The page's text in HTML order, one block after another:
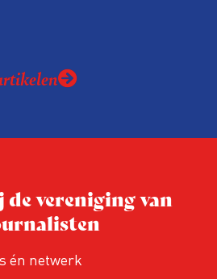
vereniging van
én netwerk